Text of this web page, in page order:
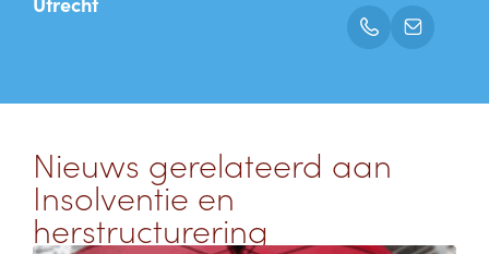
Nieuws gerelateerd aan
Insolventie en
herstructurering